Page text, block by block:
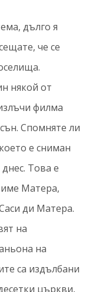
дълго я
че се
някой от
филма
Спомняте ли
е сниман
Това е
Матера,
ди Матера.
на
на
са издълбани
църкви,